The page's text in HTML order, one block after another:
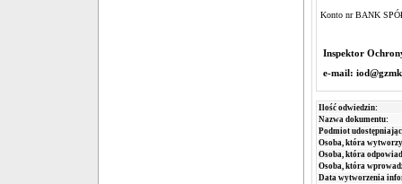
Konto nr BANK
Inspektor
e-mail:
Ilość odwiedzin:
Nazwa dokumentu:
Podmiot
Osoba, która
Osoba, która
Osoba, która
Data wytworzenia